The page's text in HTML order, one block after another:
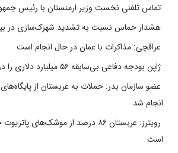
تماس تلفنی نخست وزیر ارمنستان با رئیس
هشدار حماس نسبت به تشدید شهرک‌سازی در
عراقچی: مذاکرات با عمان در حال انجام است
ژاپن بودجه دفاعی بی‌سابقه ۵۶ میلیارد دلاری را در نظر دارد
عضو سازمان بدر: حملات به عربستان از
انجام شد
رویترز: عربستان ۸۶ درصد از موشک‌های
است